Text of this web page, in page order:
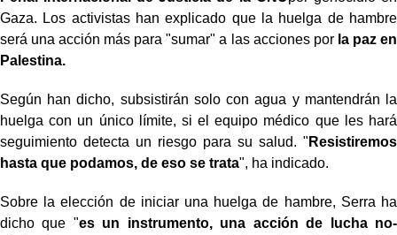
Gaza. Los activistas han explicado que la huelga de hambre
será una acción más para "sumar" a las acciones porla paz en
Palestina.
Según han dicho, subsistirán solo con agua y mantendrán la
huelga con un único límite, si el equipo médico que les hará
seguimiento detecta un riesgo para su salud. " Resistiremos
hasta que podamos, de eso se trata", ha indicado.
Sobre la elección de iniciar una huelga de hambre, Serra ha
dicho que "es un instrumento, una acción de lucha no-